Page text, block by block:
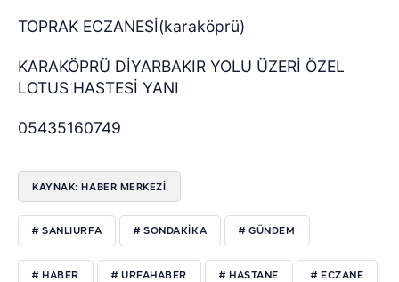
TOPRAK ECZANESİ(karaköprü)
KARAKÖPRÜ DİYARBAKIR YOLU ÜZERİ ÖZEL
LOTUS HASTESİ YANI
05435160749
KAYNAK: HABER MERKEZI
# ŞANLIURFA # SONDAKIKA # GÜNDEM
# HABER # URFAHABER # HASTANE # ECZANE